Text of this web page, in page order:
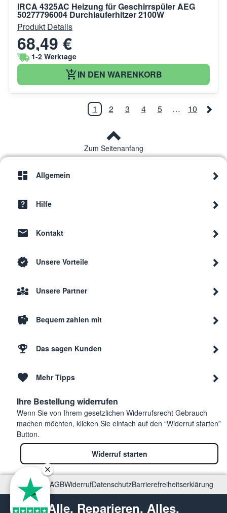
IRCA 4325AC Heizung für Geschirrspüler AEG
50277796004 Durchlauferhitzer 2100W
Produkt Details
68,49 €
1-2 Werktage
IN DEN WARENKORB
1 2 3 4 5 … 10
Zum Seitenanfang
Allgemein
Hilfe
Kontakt
Unsere Vorteile
Unsere Partner
Bequem zahlen mit
Das sagen Kunden
Mehr Tipps
Ihre Bestellung widerrufen
Wenn Sie von Ihrem gesetzlichen Widerrufsrecht Gebrauch
machen möchten, klicken Sie einfach auf den “Widerruf starten”
Button.
Widerruf starten
ImpressumAGBWiderrufDatenschutzBarrierefreiheitserklärung
Alle. Reparieren. Alles.